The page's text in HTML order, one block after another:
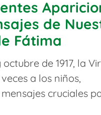
de
Fátima
de 1917, la
a los niños,
cruciales